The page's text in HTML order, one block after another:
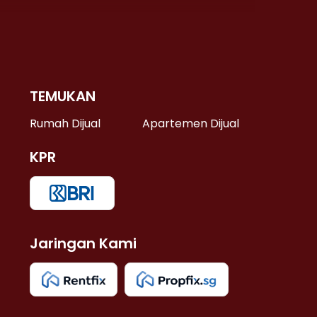
TEMUKAN
Rumah Dijual Apartemen Dijual
KPR
Jaringan Kami